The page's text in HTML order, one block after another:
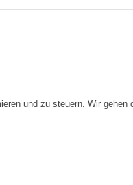
und zu steuern. Wir